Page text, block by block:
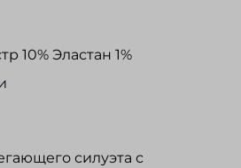
10% Эластан 1%
силуэта с